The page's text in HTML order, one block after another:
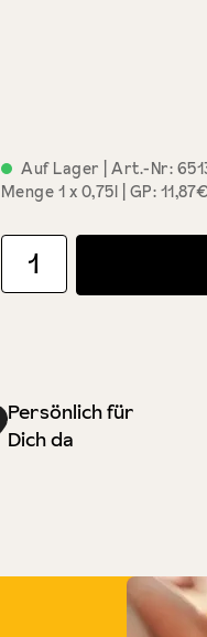
Auf Lager | Art.-Nr:
Menge 1 x 0,75l GP:
Produkt Anzahl: Gib den
Persönlich für
Dich da